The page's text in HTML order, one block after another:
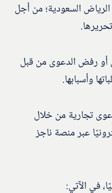
السعودية؛ من أجل
رفض الدعوى من قبل
وأسبابها.
تجارية من خلال
عبر منصة ناجز
في الآتي: